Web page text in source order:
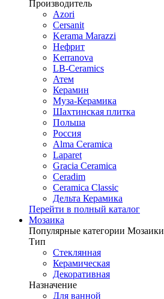
Производитель
Azori
Cersanit
Kerama Marazzi
Нефрит
Kerranova
LB-Ceramics
Атем
Керамин
Муза-Керамика
Шахтинская плитка
Польша
Россия
Alma Ceramica
Laparet
Gracia Ceramica
Ceradim
Ceramica Classic
Дельта Керамика
Перейти в полный каталог
Мозаика
Популярные категории Мозаики
Тип
Стеклянная
Керамическая
Декоративная
Назначение
Для ванной